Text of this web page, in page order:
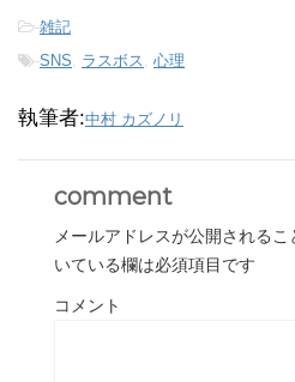
-雑記
-SNS, ラスボス, 心理
執筆者:中村 カズノリ
comment
メールアドレスが公開されるこ
いている欄は必須項目です
コメント